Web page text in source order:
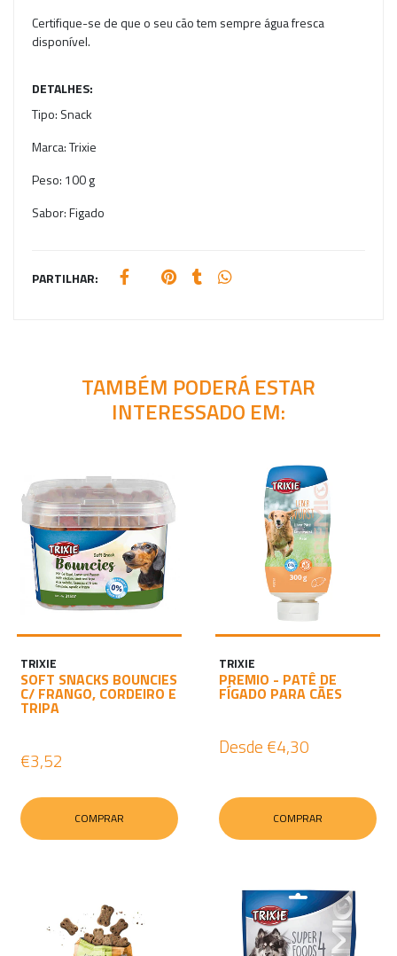
Certifique-se de que o seu cão tem sempre água fresca
disponível.
DETALHES:
Tipo: Snack
Marca:Trixie
Peso: 100 g
Sabor:Figado
PARTILHAR:
TAMBÉM PODERÁ ESTAR
INTERESSADO EM:
TRIXIE
SOFT SNACKS BOUNCIES
C/ FRANGO, CORDEIRO E
TRIPA
€3,52
COMPRAR
TRIXIE
PREMIO - PATÊ DE
FÍGADO PARA CÃES
Desde €4,30
COMPRAR